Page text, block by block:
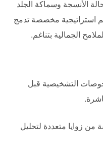
الأنسجة وسماكة الجلد
استراتيجية مخصصة تدمج
الجمالية بتناغم.
التشخيصية قبل
من زوايا متعددة لتحليل